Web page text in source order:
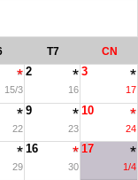
T7 CN
15/3
2
16
3
17
22
9
23
10
24
29
16
30
17
1/4